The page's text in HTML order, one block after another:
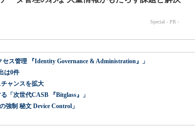
ス管理 『Identity Governance & Administration』」
は0件
ャンスを拡大
「次世代CASB 『Bitglass』」
制 秘文 Device Control」